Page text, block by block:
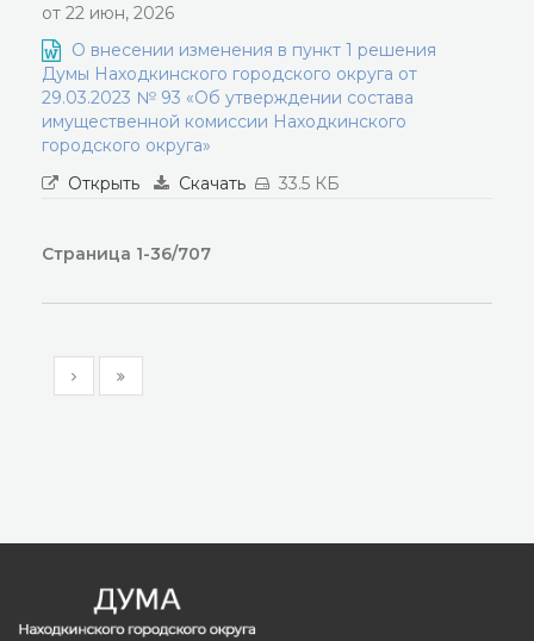
от 22 июн, 2026
О внесении изменения в пункт 1 решения
Думы Находкинского городского округа от
29.03.2023 № 93 «Об утверждении состава
имущественной комиссии Находкинского
городского округа»
Открыть
Скачать 33.5 КБ
Страница 1-36/707